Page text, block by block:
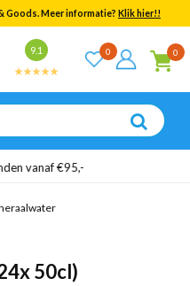
Goods. Meer informatie? Klik hier!!
9.1 0 0
vanaf €95,-
50cl)